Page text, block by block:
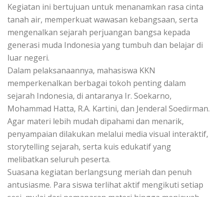
Kegiatan ini bertujuan untuk menanamkan rasa cinta
tanah air, memperkuat wawasan kebangsaan, serta
mengenalkan sejarah perjuangan bangsa kepada
generasi muda Indonesia yang tumbuh dan belajar di
luar negeri.
Dalam pelaksanaannya, mahasiswa KKN
memperkenalkan berbagai tokoh penting dalam
sejarah Indonesia, di antaranya Ir. Soekarno,
Mohammad Hatta, R.A. Kartini, dan Jenderal Soedirman.
Agar materi lebih mudah dipahami dan menarik,
penyampaian dilakukan melalui media visual interaktif,
storytelling sejarah, serta kuis edukatif yang
melibatkan seluruh peserta.
Suasana kegiatan berlangsung meriah dan penuh
antusiasme. Para siswa terlihat aktif mengikuti setiap